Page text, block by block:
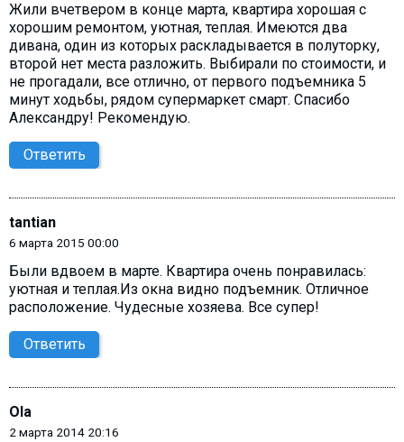
Жили вчетвером в конце марта, квартира хорошая с
хорошим ремонтом, уютная, теплая. Имеются два
дивана, один из которых раскладывается в полуторку,
второй нет места разложить. Выбирали по стоимости, и
не прогадали, все отлично, от первого подъемника 5
минут ходьбы, рядом супермаркет смарт. Спасибо
Александру! Рекомендую.
Ответить
tantian
6 марта 2015 00:00
Были вдвоем в марте. Квартира очень понравилась:
уютная и теплая.Из окна видно подъемник. Отличное
расположение. Чудесные хозяева. Все супер!
Ответить
Ola
2 марта 2014 20:16